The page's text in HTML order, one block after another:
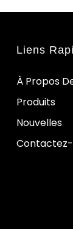
Liens
À Propos
Produits
Nouvelles
Contactez-